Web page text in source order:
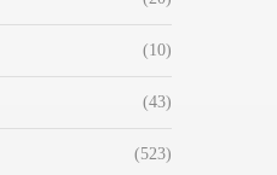
(10)
(43)
(523)